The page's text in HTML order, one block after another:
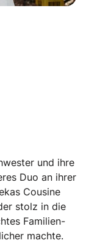
und ihre
Duo an ihrer
Cousine
stolz in die
Familien-
machte.